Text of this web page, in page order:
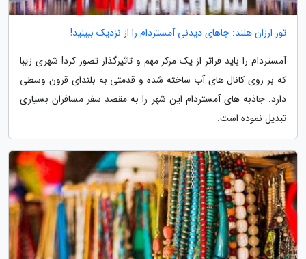
تور ارزان هلند: جاهای دیدنی آمستردام را از نزدیک ببینید!
آمستردام را باید فراتر از یک مرکز مهم و تاثیرگذار تصور کرد! شهری زیبا
که بر روی کانال های آب ساخته شده و قدمتی به بلندای قرون وسطی
دارد. جاذبه های آمستردام این شهر را به مقصد سفر مسافران بسیاری
تبدیل نموده است.